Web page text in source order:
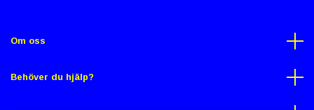
Om oss
Behöver du hjälp?